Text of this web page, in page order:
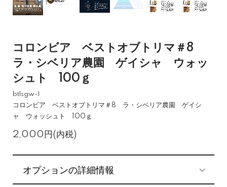
コロンビア ベストオブトリマ＃8
ラ・シベリア農園 ゲイシャ ウォッ
シュト 100ｇ
btlsgw-1
コロンビア ベストオブトリマ＃8 ラ・シベリア農園 ゲイシ
ャ ウォッシュト 100ｇ
2,000円(内税)
オプションの詳細情報